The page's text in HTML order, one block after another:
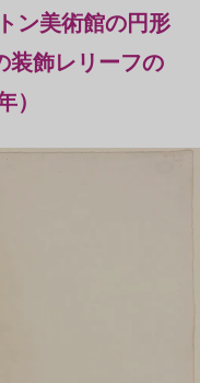
ン美術館の円形
装飾レリーフの